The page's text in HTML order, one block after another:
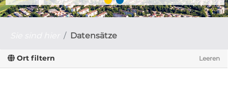
Datensätze
Ort filtern Leeren